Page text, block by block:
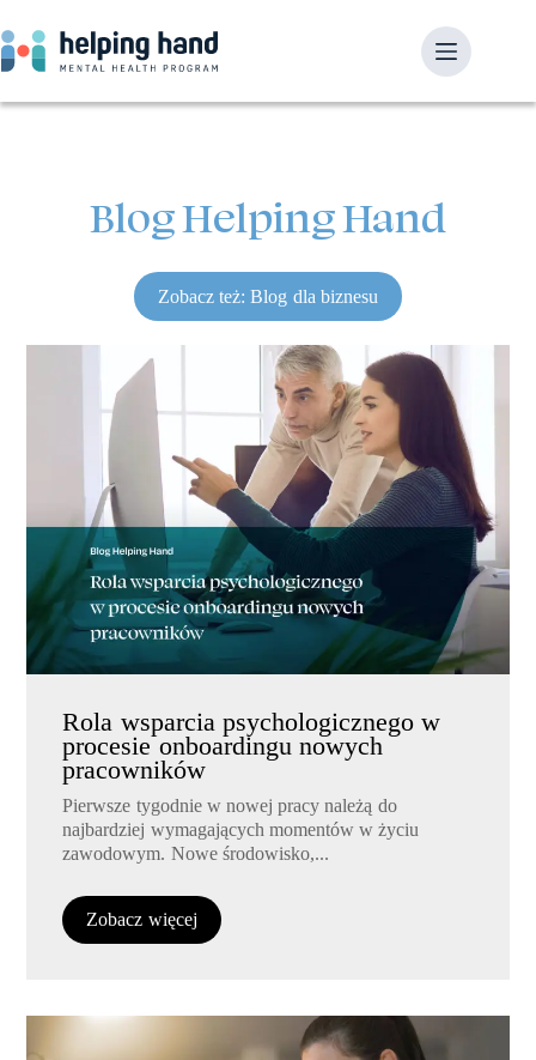
Blog Helping Hand
Zobacz też: Blog dla biznesu
Rola wsparcia psychologicznego w
procesie onboardingu nowych
pracowników
Pierwsze tygodnie w nowej pracy należą do
najbardziej wymagających momentów w życiu
zawodowym. Nowe środowisko,...
Zobacz więcej